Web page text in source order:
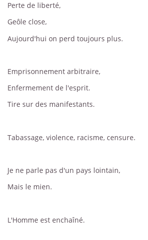
Perte de liberté,
Geôle close,
Aujourd'hui on perd toujours plus.
Emprisonnement arbitraire,
Enfermement de l'esprit.
Tire sur des manifestants.
Tabassage, violence, racisme, censure.
Je ne parle pas d'un pays lointain,
Mais le mien.
L'Homme est enchaîné.